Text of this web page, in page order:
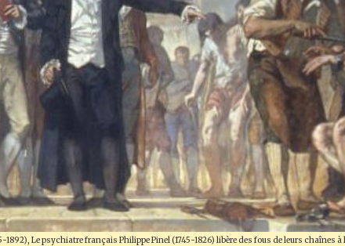
1892), Le psychiatre français Philippe Pinel (1745-1826) libère des fous de leurs chaînes à